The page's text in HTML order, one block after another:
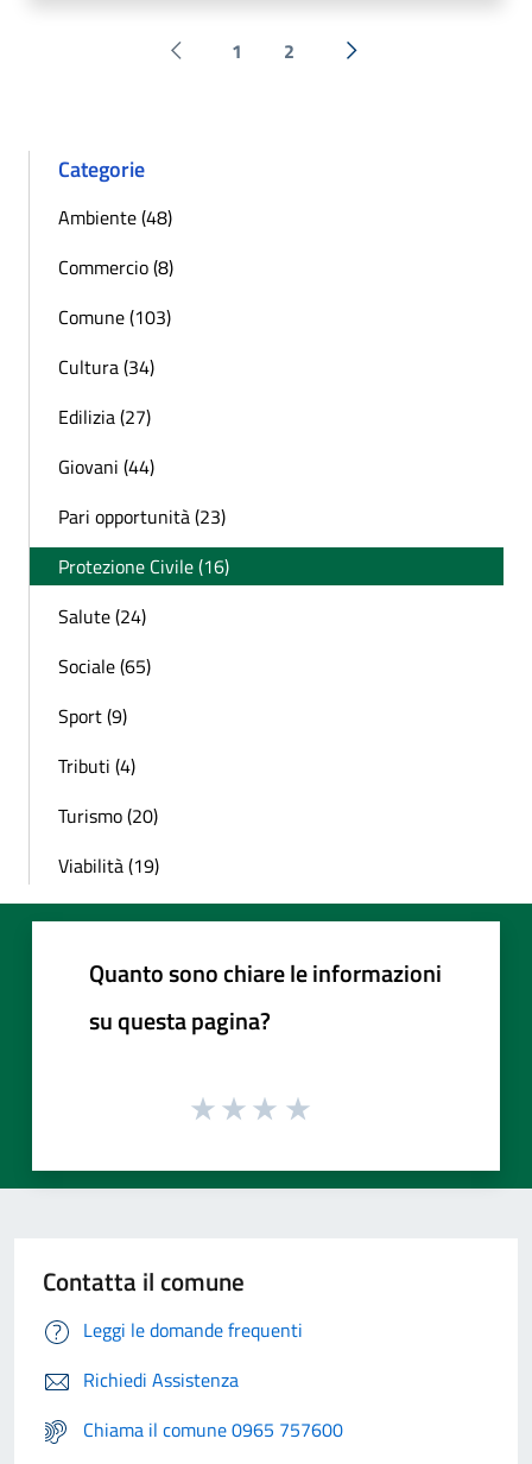
Pagina precedente
1 2 Successiva »
Categorie
Ambiente (48)
Commercio (8)
Comune (103)
Cultura (34)
Edilizia (27)
Giovani (44)
Pari opportunità (23)
Protezione Civile (16)
Salute (24)
Sociale (65)
Sport (9)
Tributi (4)
Turismo (20)
Viabilità (19)
Quanto sono chiare le informazioni
su questa pagina?
Contatta il comune
Leggi le domande frequenti
Richiedi Assistenza
Chiama il comune 0965 757600